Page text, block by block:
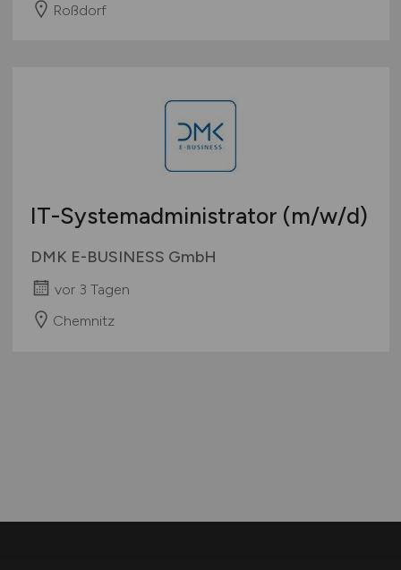
Roßdorf
IT-Systemadministrator (m/w/d)
DMK E-BUSINESS GmbH
vor 3 Tagen
Chemnitz